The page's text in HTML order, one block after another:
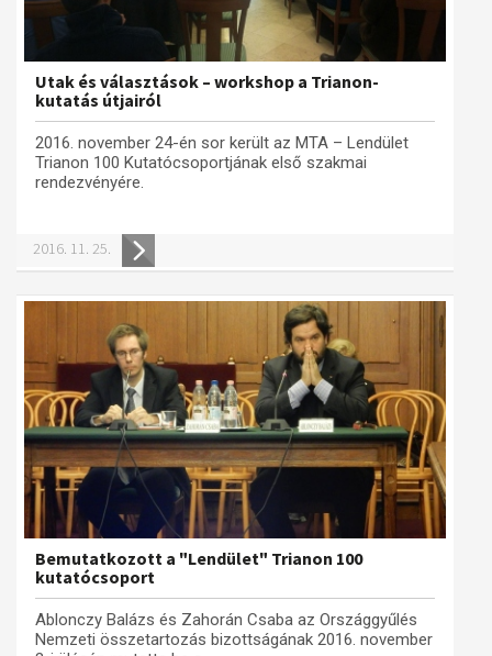
Utak és választások – workshop a Trianon-
kutatás útjairól
2016. november 24-én sor került az MTA – Lendület
Trianon 100 Kutatócsoportjának első szakmai
rendezvényére.
2016. 11. 25.
Bemutatkozott a "Lendület" Trianon 100
kutatócsoport
Ablonczy Balázs és Zahorán Csaba az Országgyűlés
Nemzeti összetartozás bizottságának 2016. november